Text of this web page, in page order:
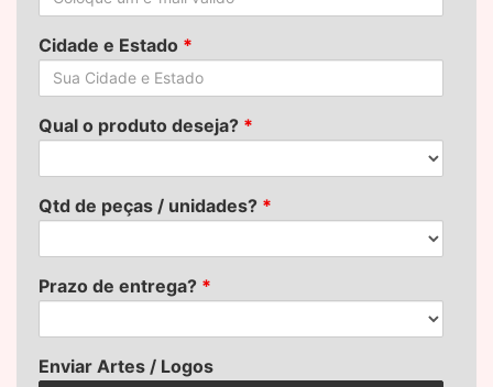
Cidade e Estado *
Qual o produto deseja? *
Qtd de peças / unidades? *
Prazo de entrega? *
Enviar Artes / Logos